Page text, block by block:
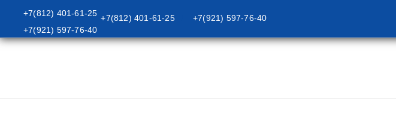
+7(812) 401-61-25
+7(921) 597-76-40
+7(812) 401-61-25 +7(921) 597-76-40